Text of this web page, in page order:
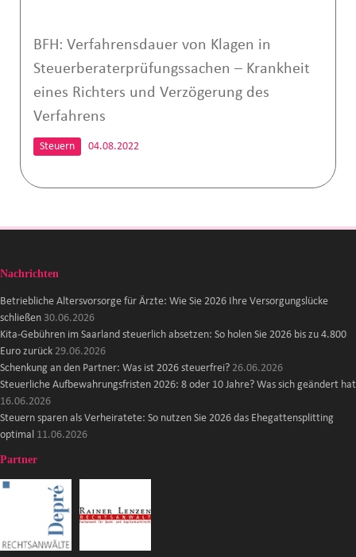
BFH: Verfahrensdauer von Klagen in
Steuerberaterprüfungssachen – Krankheit
eines Richters und Verzögerung des
Verfahrens
Steuern 04.08.2022
Nachrichten
Betriebliche Altersvorsorge für Ärzte: Wie Sie 2026 Ihre Versorgungslücke
schließen 30.06.2026
Kita-Gebühren im Saarland steuerlich absetzen: So holen Sie 2026 bis zu 4.800
Euro zurück 29.06.2026
Schenkung an den Partner: Was ist 2026 steuerfrei? 26.06.2026
Steuerliche Aufbewahrungsfristen 2026: 8 oder 10 Jahre? Was sich geändert hat
16.06.2026
Steuern sparen als Verheiratete: So nutzen Sie 2026 das Ehegattensplitting
optimal 11.06.2026
Partner